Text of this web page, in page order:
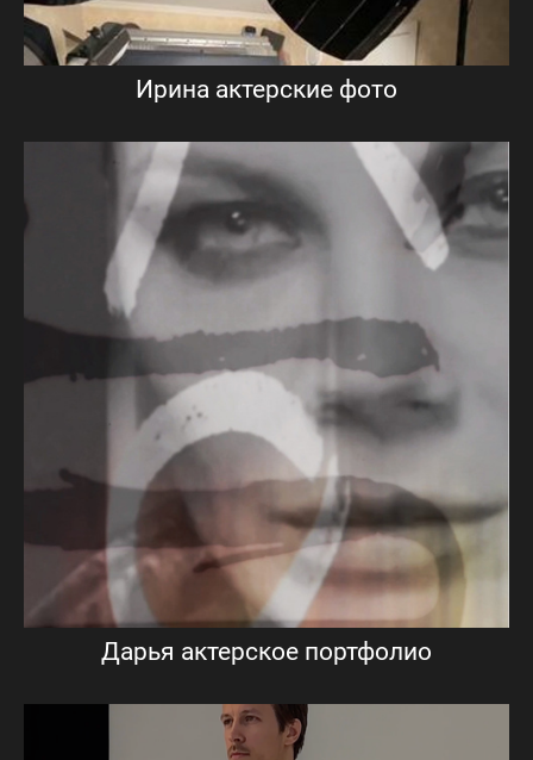
Ирина актерские фото
Дарья актерское портфолио